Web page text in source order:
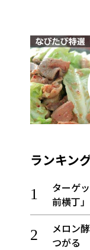
ランキン
ターゲ
前横丁」
メロン
つがる